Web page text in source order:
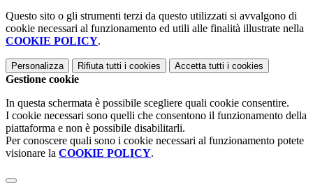
Questo sito o gli strumenti terzi da questo utilizzati si avvalgono di
cookie necessari al funzionamento ed utili alle finalità illustrate nella
COOKIE POLICY.
Personalizza Rifiuta tutti i cookies Accetta tutti i cookies
Gestione cookie
In questa schermata è possibile scegliere quali cookie consentire.
I cookie necessari sono quelli che consentono il funzionamento della
piattaforma e non è possibile disabilitarli.
Per conoscere quali sono i cookie necessari al funzionamento potete
visionare la COOKIE POLICY.